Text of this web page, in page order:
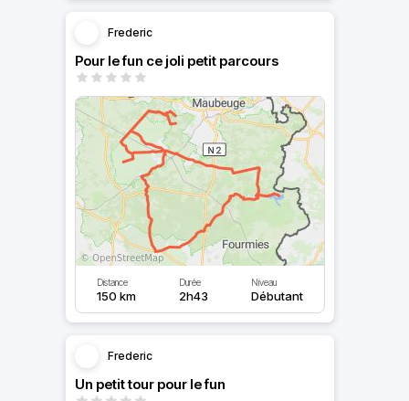
Frederic
Pour le fun ce joli petit parcours
Distance
150 km
Durée
2h43
Niveau
Débutant
Frederic
Un petit tour pour le fun